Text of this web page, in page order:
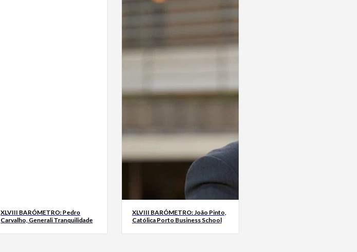
XLVIII BARÓMETRO: Pedro
Carvalho, Generali Tranquilidade
XLVIII BARÓMETRO: João Pinto,
Católica Porto Business School